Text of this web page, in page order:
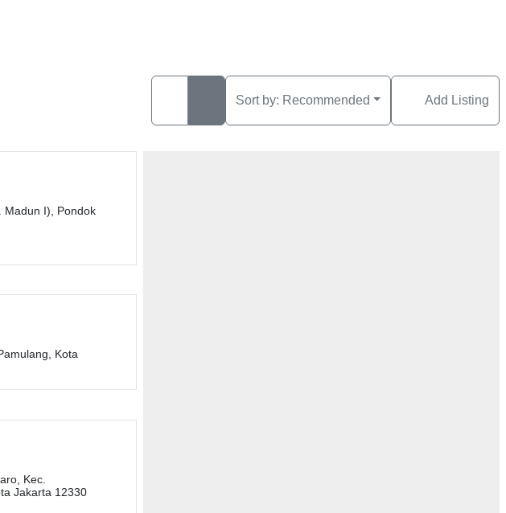
Sort by: Recommended Add Listing
Madun I), Pondok
Kota
Kec.
Jakarta 12330